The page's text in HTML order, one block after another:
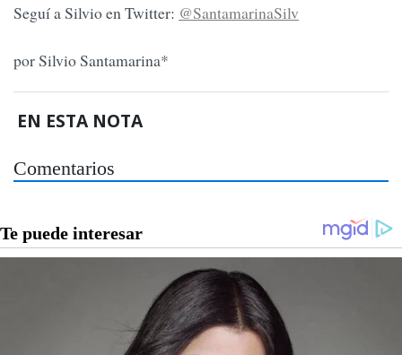
Seguí a Silvio en Twitter: @SantamarinaSilv
por Silvio Santamarina*
EN ESTA NOTA
Comentarios